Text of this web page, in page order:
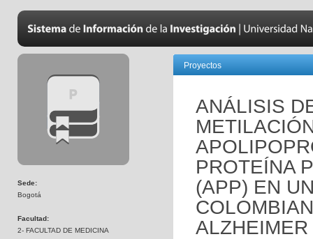
Sede:
Bogotá
Facultad:
2- FACULTAD DE MEDICINA
Proyectos
ANÁLISIS
PROTEÍNA
(APP) EN
ALZHEIMER